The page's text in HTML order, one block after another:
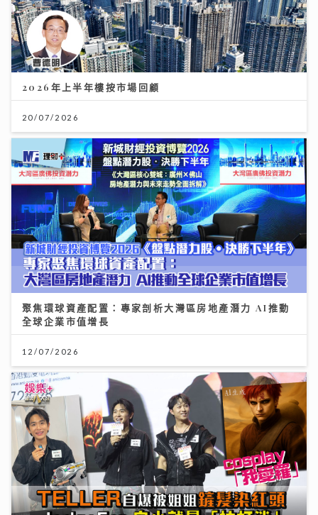
聚焦環球資產配置：專家剖析大灣區房地產潛力 AI推動
全球企業市值增長
12/07/2026
動漫節2026｜TELLER自爆F.1被姐姐鏟髮染紅頭
cosplay「我愛羅」 Jacky Fan細個被怪獸嚇親 反成
「拉打迷」
26/07/2026